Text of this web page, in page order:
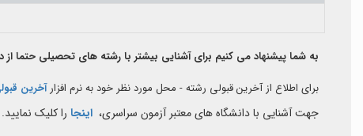
به شما پیشنهاد می کنیم برای آشنایی بیشتر با رشته های تحصیلی
برای اطلاع از آخرین قبولی رشته - محل مورد نظر خود به نرم افزارآخرین
جهت آشنایی با دانشگاه های معتبر آزمون سراسری، اینجا را کلیک نمایید.